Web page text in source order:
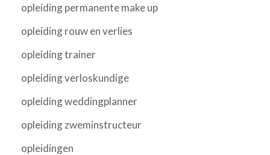
opleiding permanente make up
opleiding rouw en verlies
opleiding trainer
opleiding verloskundige
opleiding weddingplanner
opleiding zweminstructeur
opleidingen